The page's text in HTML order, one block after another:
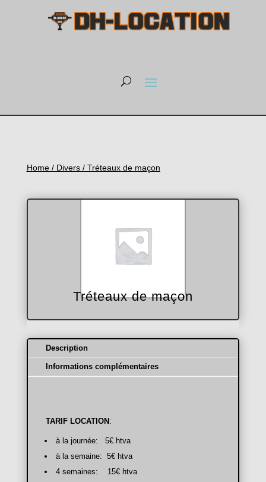
Home/ Divers/ Tréteaux de maçon
Tréteaux de maçon
Description
Informations complémentaires
TARIF LOCATION :
à la journée: 5€ htva
à la semaine: 5€ htva
4 semaines: 15€ htva